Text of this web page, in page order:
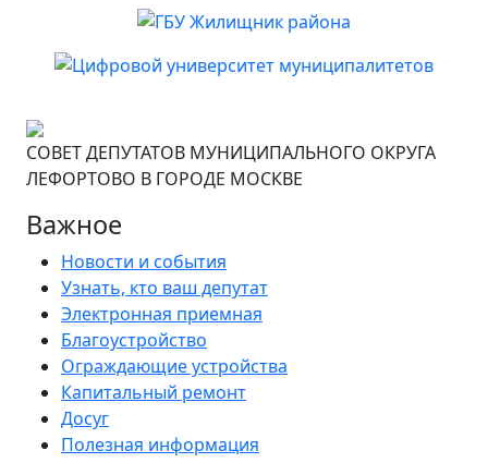
СОВЕТ ДЕПУТАТОВ МУНИЦИПАЛЬНОГО ОКРУГА
ЛЕФОРТОВО В ГОРОДЕ МОСКВЕ
Важное
Новости и события
Узнать, кто ваш депутат
Электронная приемная
Благоустройство
Ограждающие устройства
Капитальный ремонт
Досуг
Полезная информация